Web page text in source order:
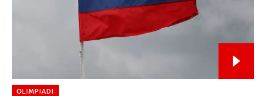
OLIMPIADI